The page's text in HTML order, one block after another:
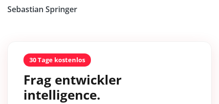
Sebastian Springer
30 Tage kostenlos
Frag entwickler
intelligence.